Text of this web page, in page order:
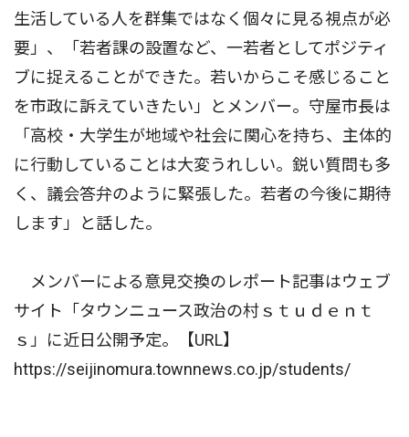
生活している人を群集ではなく個々に見る視点が必
要」、「若者課の設置など、一若者としてポジティ
ブに捉えることができた。若いからこそ感じること
を市政に訴えていきたい」とメンバー。守屋市長は
「高校・大学生が地域や社会に関心を持ち、主体的
に行動していることは大変うれしい。鋭い質問も多
く、議会答弁のように緊張した。若者の今後に期待
します」と話した。
メンバーによる意見交換のレポート記事はウェブ
サイト「タウンニュース政治の村ｓｔｕｄｅｎｔ
ｓ」に近日公開予定。【URL】
https://seijinomura.townnews.co.jp/students/